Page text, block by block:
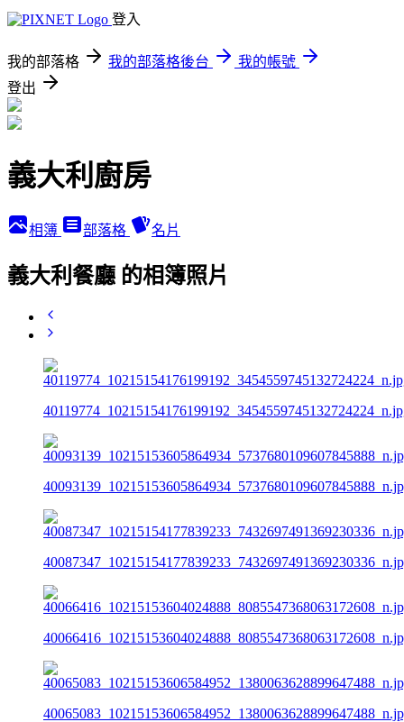
登入
我的部落格 我的部落格後台
我的帳號
登出
義大利廚房
相簿 部落格 名片
義大利餐廳 的相簿照片